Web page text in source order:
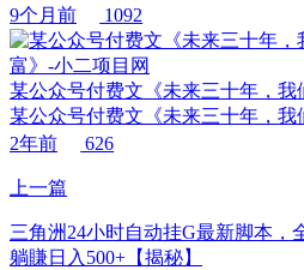
9个月前
1092
某公众号付费文《未来三十年，我
某公众号付费文《未来三十年，我
2年前
626
上一篇
三角洲24小时自动挂G最新脚本，
躺賺日入500+【揭秘】